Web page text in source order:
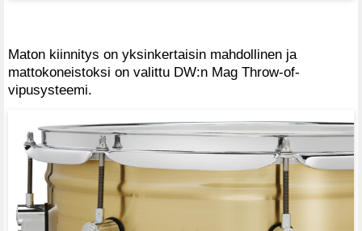
Maton kiinnitys on yksinkertaisin mahdollinen ja
mattokoneistoksi on valittu DW:n Mag Throw-of-
vipusysteemi.